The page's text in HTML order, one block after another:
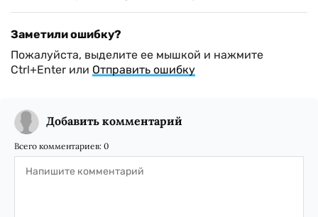
Заметили ошибку?
Пожалуйста, выделите ее мышкой и нажмите
Ctrl+Enter или Отправить ошибку
Добавить комментарий
Всего комментариев: 0